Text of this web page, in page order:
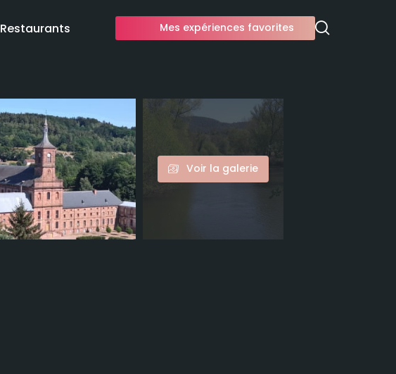
Restaurants Mes expériences favorites
Voir la galerie